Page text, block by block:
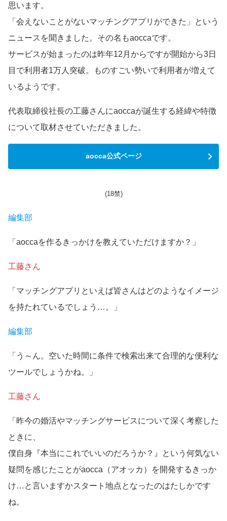
思います。
「会えないことがないマッチングアプリができた」という
ニュースを聞きました。その名もaoccaです。
サービスが始まったのは昨年12月からですが開始から3日
目で利用者1万人突破。ものすごい勢いで利用者が増えて
いるようです。
代表取締役社長の工藤さんにaoccaが誕生する経緯や特徴
について取材させていただきました。
aocca公式ページ
(18禁)
編集部
「aoccaを作るきっかけを教えていただけますか？」
工藤さん
「マッチングアプリといえば皆さんはどのようなイメージ
を持たれているでしょう…。」
編集部
「う～ん。空いた時間に条件で検索出来て合理的な便利な
ツールでしょうかね。」
工藤さん
「昨今の婚活やマッチングサービスについて深く考察した
ときに、
僕自身『本当にこれでいいのだろうか？』という何気ない
疑問を感じたことがaocca（アオッカ）を開発するきっか
け…と言いますかスタート地点となったのはたしかです
ね。